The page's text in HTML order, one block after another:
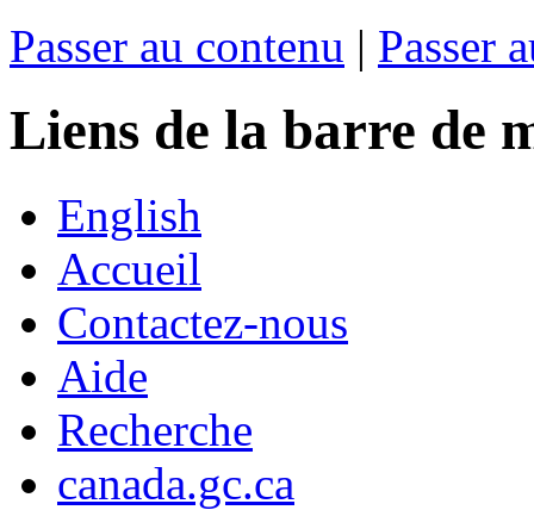
Passer au contenu | Passer
Liens de la barre de
English
Accueil
Contactez-nous
Aide
Recherche
canada.gc.ca